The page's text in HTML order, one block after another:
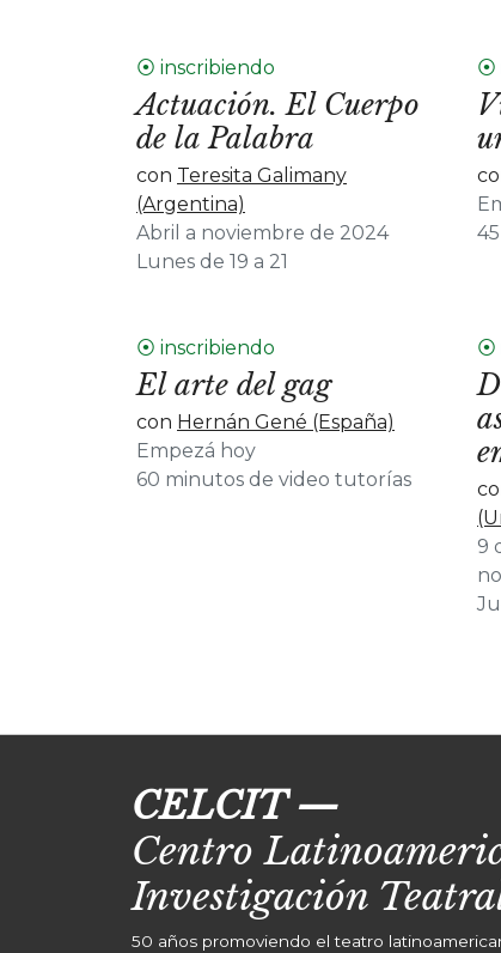
⦿ inscribiendo
Actuación. El Cuerpo
de la Palabra
con Teresita Galimany
(Argentina)
Abril a noviembre de 2024
Lunes de 19 a 21
⦿
⦿ inscribiendo
El arte del gag
con Hernán Gené (España)
Empezá hoy
60 minutos de video tutorías
⦿
9
CELCIT—
Centro
Investigación
50 años promoviendo el teatro